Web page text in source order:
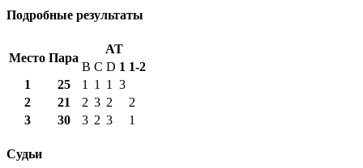
Подробные результаты
Место Пара
AT
B C D 1 1-2
1
25 1 1 1
3
2
21 2 3 2
2
3
30 3 2 3 1
Судьи